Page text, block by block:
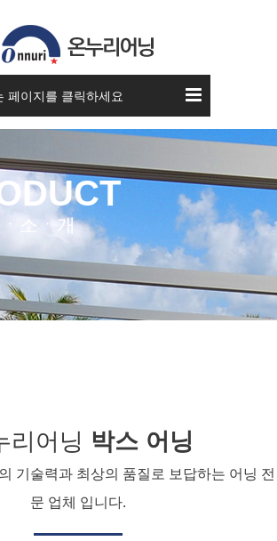
페이지를 클릭하세요
소ㆍ개
리어닝 박스 어닝
기술력과 최상의 품질로 보답하는 어닝 전
문 업체 입니다.